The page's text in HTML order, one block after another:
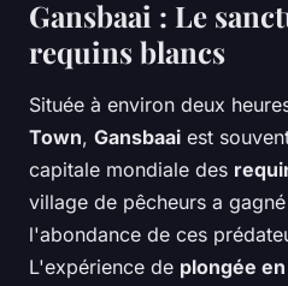
Gansbaai : Le
requins blancs
Située à environ deux
Town, Gansbaai est
capitale mondiale des
village de pêcheurs a
l'abondance de ces
L'expérience de plongée